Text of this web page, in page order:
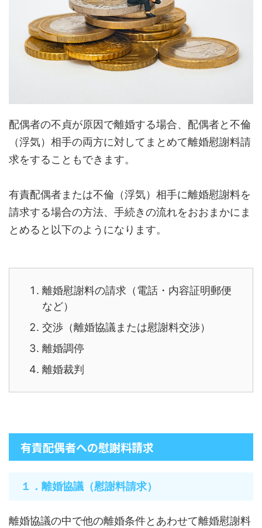
配偶者の不貞が原因で離婚する場合、配偶者と不倫
（浮気）相手の両方に対してまとめて離婚慰謝料請
求をすることもできます。
有責配偶者または不倫（浮気）相手に離婚慰謝料を
請求する場合の方法、手続きの流れをおおまかにま
とめると以下のようになります。
離婚慰謝料の請求（電話・内容証明郵便
など）
交渉（離婚協議または慰謝料交渉）
離婚調停
離婚裁判
有責配偶者への慰謝料請求
１．離婚協議（慰謝料請求）
離婚協議の中で他の離婚条件とあわせて離婚慰謝料